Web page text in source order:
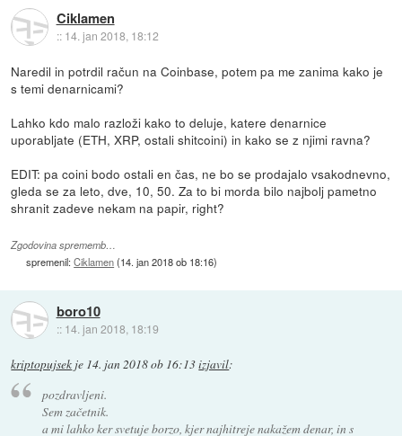
Ciklamen
:: 14. jan 2018, 18:12
Naredil in potrdil račun na Coinbase, potem pa me zanima kako je
s temi denarnicami?
Lahko kdo malo razloži kako to deluje, katere denarnice
uporabljate (ETH, XRP, ostali shitcoini) in kako se z njimi ravna?
EDIT: pa coini bodo ostali en čas, ne bo se prodajalo vsakodnevno,
gleda se za leto, dve, 10, 50. Za to bi morda bilo najbolj pametno
shranit zadeve nekam na papir, right?
Zgodovina sprememb…
spremenil:Ciklamen(14. jan 2018 ob 18:16)
boro10
:: 14. jan 2018, 18:19
kriptopujsek je 14. jan 2018 ob 16:13izjavil:
pozdravljeni.
Sem začetnik.
a mi lahko ker svetuje borzo, kjer najhitreje nakažem denar, in s